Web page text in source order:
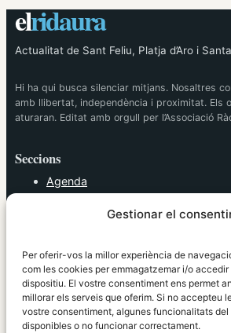
Gestionar el
Per oferir-vos la millor experiència de
com les cookies per emmagatzemar i/o
dispositiu. El vostre consentiment ens permet
millorar els serveis que oferim. Si no accepteu
vostre consentiment, algunes funcionalitats
disponibles o no funcionar correctament.
elridaura
Actualitat de Sant Feliu, Platja d’Aro i
Hi ha qui busca silenciar mitjans. Nosaltres
amb llibertat, independència i proximitat. Els
aturaran. Editat amb orgull per l’Associació
Seccions
Agenda
Política
Societat
Tendències
elRidaura.com